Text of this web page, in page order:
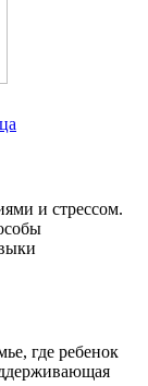
и стрессом.
где ребенок